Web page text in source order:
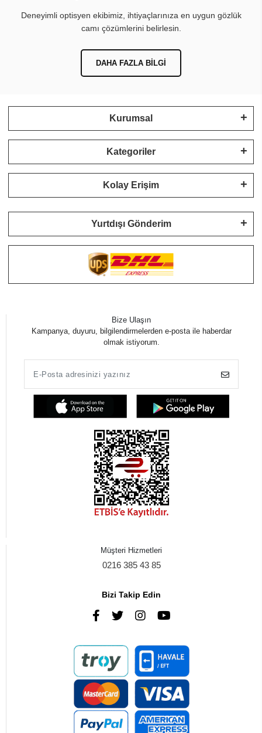
Deneyimli optisyen ekibimiz, ihtiyaçlarınıza en uygun gözlük
camı çözümlerini belirlesin.
DAHA FAZLA BILGI
Kurumsal
Kategoriler
Kolay Erişim
Yurtdışı Gönderim
Bize Ulaşın
Kampanya, duyuru, bilgilendirmelerden e-posta ile haberdar
olmak istiyorum.
Müşteri Hizmetleri
0216 385 43 85
Bizi Takip Edin